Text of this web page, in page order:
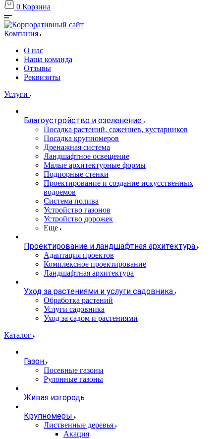
0 Корзина
Компания
О нас
Наша команда
Отзывы
Реквизиты
Услуги
Благоустройство и озеленение
Посадка растений, саженцев, кустарников
Посадка крупномеров
Дренажная система
Ландшафтное освещение
Малые архитектурные формы
Подпорные стенки
Проектирование и создание искусственных
водоемов
Система полива
Устройство газонов
Устройство дорожек
Еще
Проектирование и ландшафтная архитектура
Адаптация проектов
Комплексное проектирование
Ландшафтная архитектура
Уход за растениями и услуги садовника
Обработка растений
Услуги садовника
Уход за садом и растениями
Каталог
Газон
Посевные газоны
Рулонные газоны
Живая изгородь
Крупномеры
Лиственные деревья
Акация